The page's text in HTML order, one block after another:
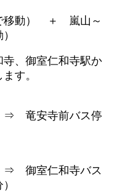
移動） ＋ 嵐山～
御室仁和寺駅か
す。
⇒ 竜安寺前バス停
⇒ 御室仁和寺バス